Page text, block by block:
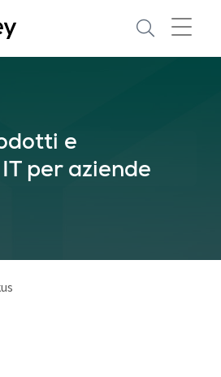
e
per aziende